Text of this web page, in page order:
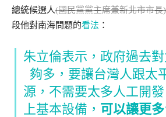
總統候選人(國民黨黨主席兼新北市市長)
段他對南海問題的看法 ：
朱立倫表示，政府過去
夠多，要讓台灣人跟太
源，不需要太多人工開
上基本設備， 可以讓更